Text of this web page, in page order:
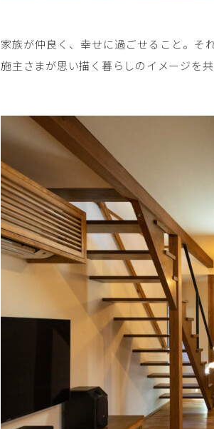
家族が仲良く、幸せに過ごせること。そ
施主さまが思い描く暮らしのイメージを